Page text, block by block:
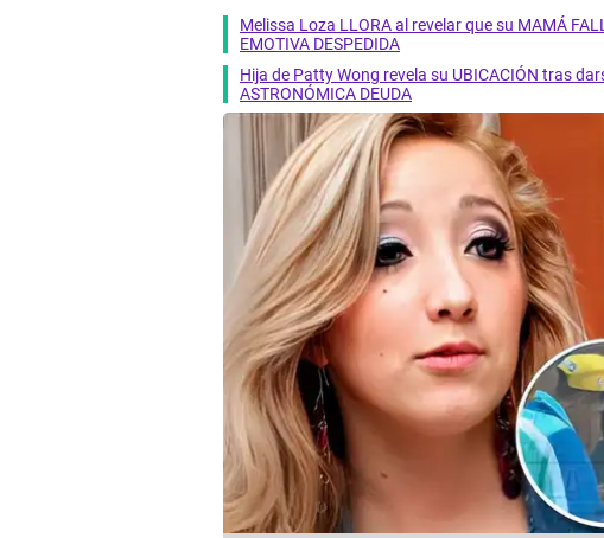
Melissa Loza LLORA al revelar que su MAMÁ
EMOTIVA DESPEDIDA
Hija de Patty Wong revela su UBICACIÓN tras
ASTRONÓMICA DEUDA